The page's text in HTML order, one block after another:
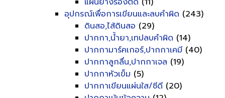
อุปกรณ์เพื่อการเขียนและลบคำผิด (243)
ดินสอ,ไส้ดินสอ (29)
ปากกา,น้ำยา,เทปลบคำผิด (14)
ปากกามาร์คเกอร์,ปากกาเคมี (40)
ปากกาลูกลื่น,ปากกาเจล (19)
ปากกาหัวเข็ม (5)
ปากกาเขียนแผ่นใส/ซีดี (20)